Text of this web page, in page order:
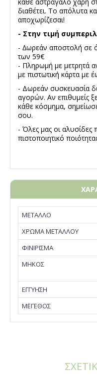
κάθε αστράγαλο χάρη
διαθέτει. Το απόλυτα
αποχωρίζεσαι!
- Στην τιμή
- ∆ωρεάν αποστολή σε
των 59€
- Πληρωμή με μετρητά
με πιστωτική κάρτα με
- Δωρεάν συσκευασία
αγορών. Αν επιθυμείς
κάθε κόσμημα,
σου.
- Όλες μας οι
πιστοποιητικό
ΜΕΤΑΛΛΟ
ΧΡΩΜΑ ΜΕΤΑΛΛΟΥ
ΦΙΝΙΡΙΣΜΑ
ΜΗΚΟΣ
EΓΓΥΗΣΗ
ΜΕΓΕΘΟΣ